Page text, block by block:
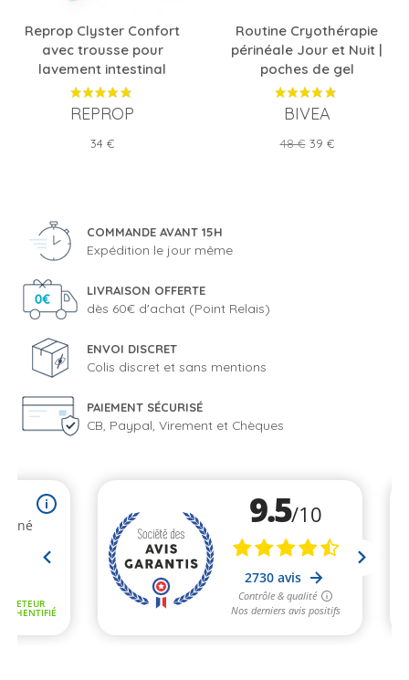
Reprop Clyster Confort
avec trousse pour
lavement intestinal
REPROP
Prix
34 €
Routine Cryothérapie
périnéale Jour et Nuit |
poches de gel
BIVEA
Prix
48 € Prix
39 €
COMMANDE AVANT 15H
Expédition le jour même
LIVRAISON OFFERTE
dès 60€ d'achat (Point Relais)
ENVOI DISCRET
Colis discret et sans mentions
PAIEMENT SÉCURISÉ
CB, Paypal, Virement et Chèques